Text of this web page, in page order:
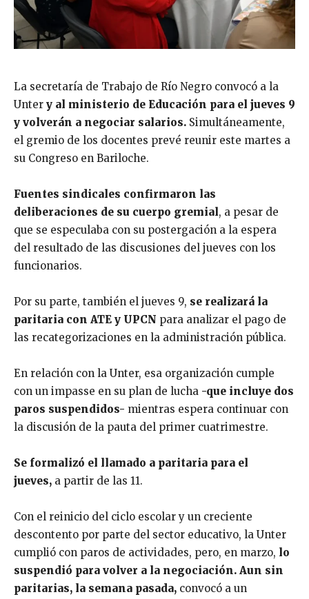
La secretaría de Trabajo de Río Negro convocó a la
Unter y al ministerio de Educación para el jueves 9
y volverán a negociar salarios. Simultáneamente,
el gremio de los docentes prevé reunir este martes a
su Congreso en Bariloche.
Fuentes sindicales confirmaron las
deliberaciones de su cuerpo gremial, a pesar de
que se especulaba con su postergación a la espera
del resultado de las discusiones del jueves con los
funcionarios.
Por su parte, también el jueves 9, se realizará la
paritaria con ATE y UPCN para analizar el pago de
las recategorizaciones en la administración pública.
En relación con la Unter, esa organización cumple
con un impasse en su plan de lucha -que incluye dos
paros suspendidos- mientras espera continuar con
la discusión de la pauta del primer cuatrimestre.
Se formalizó el llamado a paritaria para el
jueves, a partir de las 11.
Con el reinicio del ciclo escolar y un creciente
descontento por parte del sector educativo, la Unter
cumplió con paros de actividades, pero, en marzo, lo
suspendió para volver a la negociación. Aun sin
paritarias, la semana pasada, convocó a un